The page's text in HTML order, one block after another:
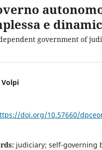
e
government of
doi.org/10.57660/
judiciary; self-governing